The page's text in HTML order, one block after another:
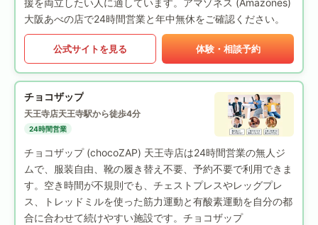
援を両立したい人に適しています。アマゾネス (Amazones)
大阪あべの店で24時間営業と年中無休をご確認ください。
公式サイトを見る 体験・相談予約
チョコザップ
天王寺店天王寺駅から徒歩4分
24時間営業
チョコザップ (chocoZAP) 天王寺店は24時間営業の無人ジ
ムで、服装自由、靴の履き替え不要、予約不要で利用できま
す。空き時間が不規則でも、チェストプレスやレッグプレ
ス、トレッドミルを使った筋力運動と有酸素運動を自分の都
合に合わせて続けやすい施設です。チョコザップ